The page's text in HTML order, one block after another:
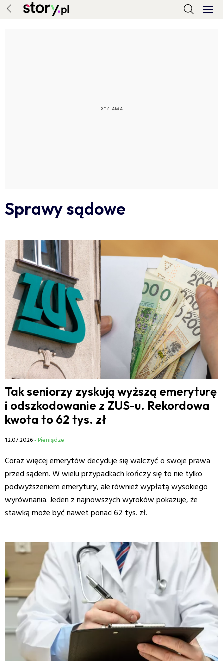
Sprawy sądowe
Tak seniorzy zyskują wyższą emeryturę
i odszkodowanie z ZUS-u. Rekordowa
kwota to 62 tys. zł
12.07.2026- Pieniądze
Coraz więcej emerytów decyduje się walczyć o swoje prawa
przed sądem. W wielu przypadkach kończy się to nie tylko
podwyższeniem emerytury, ale również wypłatą wysokiego
wyrównania. Jeden z najnowszych wyroków pokazuje, że
stawką może być nawet ponad 62 tys. zł.